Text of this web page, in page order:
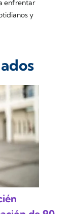
enfrentar
y